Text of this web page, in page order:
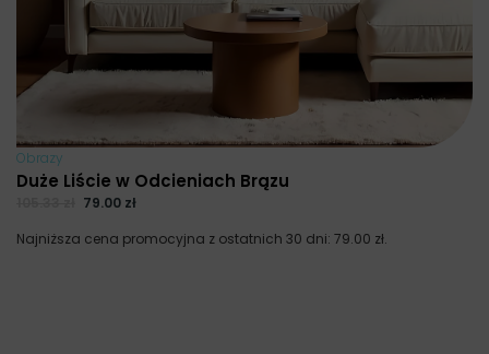
Obrazy
Duże Liście w Odcieniach Brązu
79.00 zł
Najniższa cena promocyjna z ostatnich 30 dni: 79.00 zł.